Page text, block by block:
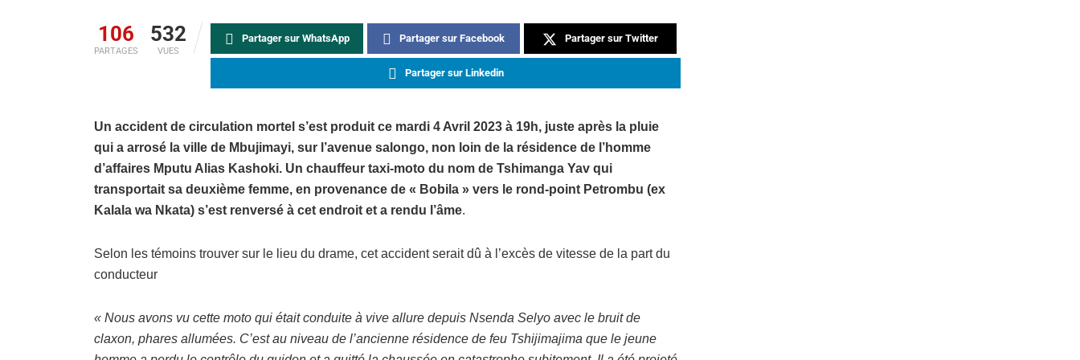
106
PARTAGES
532
VUES
Partager sur WhatsApp Partager sur Facebook Partager sur Twitter
Partager sur Linkedin
Un accident de circulation mortel s’est produit ce mardi 4 Avril 2023 à 19h, juste après la pluie
qui a arrosé la ville de Mbujimayi, sur l’avenue salongo, non loin de la résidence de l’homme
d’affaires Mputu Alias Kashoki. Un chauffeur taxi-moto du nom de Tshimanga Yav qui
transportait sa deuxième femme, en provenance de « Bobila » vers le rond-point Petrombu (ex
Kalala wa Nkata) s’est renversé à cet endroit et a rendu l’âme.
Selon les témoins trouver sur le lieu du drame, cet accident serait dû à l’excès de vitesse de la part du
conducteur
« Nous avons vu cette moto qui était conduite à vive allure depuis Nsenda Selyo avec le bruit de
claxon, phares allumées. C’est au niveau de l’ancienne résidence de feu Tshijimajima que le jeune